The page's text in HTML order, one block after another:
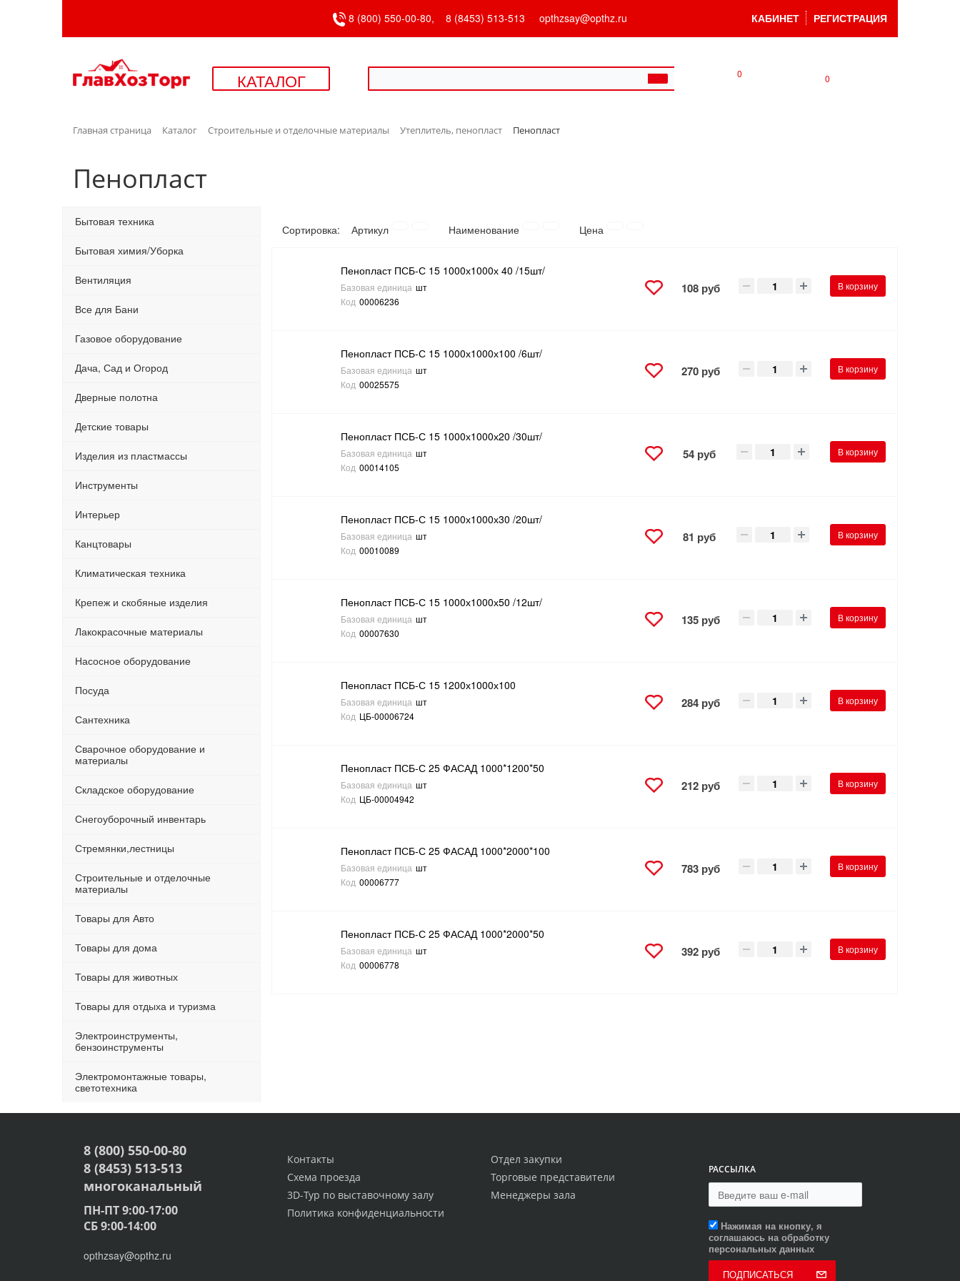
8 (800) 550-00-80, 8 (8453) 513-513 opthzsay@opthz.ru КАБИНЕТ РЕГИСТРАЦИЯ
КАТАЛОГ 0 0
Главная страница Каталог Строительные и отделочные материалы Утеплитель, пенопласт Пенопласт
Пенопласт
Бытовая техника
Бытовая химия/Уборка
Вентиляция
Все для Бани
Газовое оборудование
Дача, Сад и Огород
Дверные полотна
Детские товары
Изделия из пластмассы
Инструменты
Интерьер
Канцтовары
Климатическая техника
Крепеж и скобяные изделия
Лакокрасочные материалы
Насосное оборудование
Посуда
Сантехника
Сварочное оборудование и
материалы
Складское оборудование
Снегоуборочный инвентарь
Стремянки,лестницы
Строительные и отделочные
материалы
Товары для Авто
Товары для дома
Товары для животных
Товары для отдыха и туризма
Электроинструменты,
бензоинструменты
Электромонтажные товары,
светотехника
Сортировка: Артикул Наименование Цена
Пенопласт ПСБ-С 15 1000х1000х 40 /15шт/
Базовая единица шт
Код 00006236
108 руб В корзину
Пенопласт ПСБ-С 15 1000х1000х100 /6шт/
Базовая единица шт
Код 00025575
270 руб В корзину
Пенопласт ПСБ-С 15 1000х1000х20 /30шт/
Базовая единица шт
Код 00014105
54 руб В корзину
Пенопласт ПСБ-С 15 1000х1000х30 /20шт/
Базовая единица шт
Код 00010089
81 руб В корзину
Пенопласт ПСБ-С 15 1000х1000х50 /12шт/
Базовая единица шт
Код 00007630
135 руб В корзину
Пенопласт ПСБ-С 15 1200х1000х100
Базовая единица шт
Код ЦБ-00006724
284 руб В корзину
Пенопласт ПСБ-С 25 ФАСАД 1000*1200*50
Базовая единица шт
Код ЦБ-00004942
212 руб В корзину
Пенопласт ПСБ-С 25 ФАСАД 1000*2000*100
Базовая единица шт
Код 00006777
783 руб В корзину
Пенопласт ПСБ-С 25 ФАСАД 1000*2000*50
Базовая единица шт
Код 00006778
392 руб В корзину
Отдел закупки
Торговые представители
Менеджеры зала
Контакты
Схема проезда
3D-Тур по выставочному залу
Политика конфиденциальности
РАССЫЛКА
Нажимая на кнопку, я
соглашаюсь на обработку
персональных данных
ПОДПИСАТЬСЯ
8 (800) 550-00-80
8 (8453) 513-513
многоканальный
ПН-ПТ 9:00-17:00
СБ 9:00-14:00
opthzsay@opthz.ru